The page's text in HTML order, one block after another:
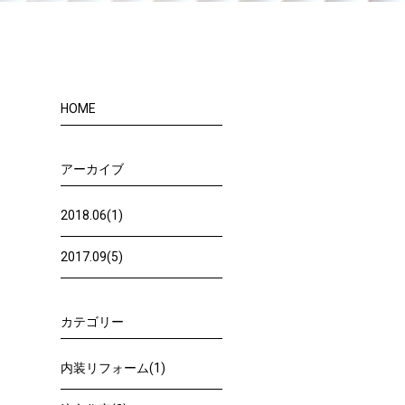
HOME
アーカイブ
2018.06(1)
2017.09(5)
カテゴリー
内装リフォーム(1)
n